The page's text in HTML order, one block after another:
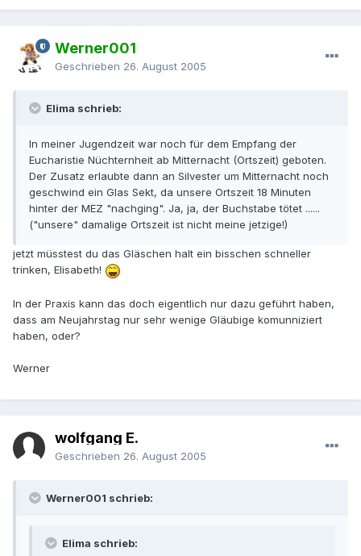
Werner001
Geschrieben 26. August 2005
Elima schrieb:
In meiner Jugendzeit war noch für dem Empfang der
Eucharistie Nüchternheit ab Mitternacht (Ortszeit) geboten.
Der Zusatz erlaubte dann an Silvester um Mitternacht noch
geschwind ein Glas Sekt, da unsere Ortszeit 18 Minuten
hinter der MEZ "nachging". Ja, ja, der Buchstabe tötet ......
("unsere" damalige Ortszeit ist nicht meine jetzige!)
jetzt müsstest du das Gläschen halt ein bisschen schneller
trinken, Elisabeth!
In der Praxis kann das doch eigentlich nur dazu geführt haben,
dass am Neujahrstag nur sehr wenige Gläubige komunniziert
haben, oder?
Werner
wolfgang E.
Geschrieben 26. August 2005
Werner001 schrieb:
Elima schrieb: